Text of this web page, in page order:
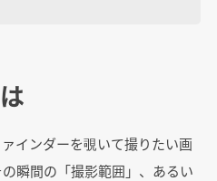
インダーを覗いて撮りたい画
瞬間の「撮影範囲」、あるい